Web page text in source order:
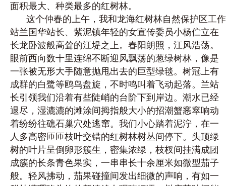
面积最大、种类最多的红树林。
这个仲春的上午，我和龙海红树林自然保护区工作
站兰国华站长、紫泥镇年轻的女宣传委员小杨伫立在
长龙卧波般高耸的江堤之上。春阳朗照，江风浩荡。
眼前西向数十里连绵不断迎风飘荡的葱绿树林，像是
一张被无形大手随意抛甩出去的巨型绿毯。树冠上有
成群的白鹭等鸥鸟盘旋，不时鸣叫着飞动起落。兰站
长引领我们沿着有些陡峭的台阶下到岸边。潮水已经
退尽，湿漉漉的滩涂间拇指般大小的招潮蟹窸窣响动
着纷纷往礁石巢穴处逃窜。我们小心踏着泥泞，在一
人多高密匝匝枝叶交错的红树林树丛间停下。头顶绿
树的叶片呈倒卵形簇生，密集浓绿，枝杈间挂满成团
成簇的长条青色果实，一串串长十余厘米如微型茄子
般。轻风拂动，茄果碰撞间发出细微的声响，有如一